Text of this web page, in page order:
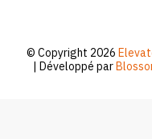
© Copyright 2026
| Développé par